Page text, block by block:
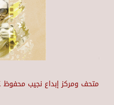
متحف ومركز إبداع نجيب محفوظ ١١٤ عاماً على ميلاد صاحب الثلاثية